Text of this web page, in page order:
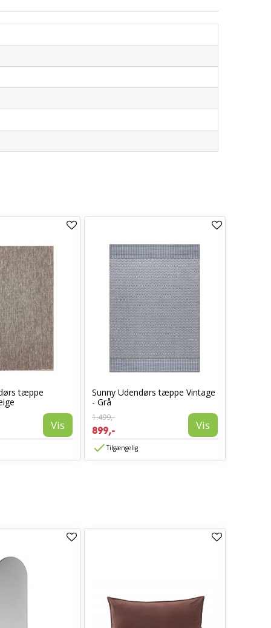
tæppe
Vis
Sunny Udendørs tæppe Vintage
- Grå
1.499,-
899,- Vis
Tilgængelig